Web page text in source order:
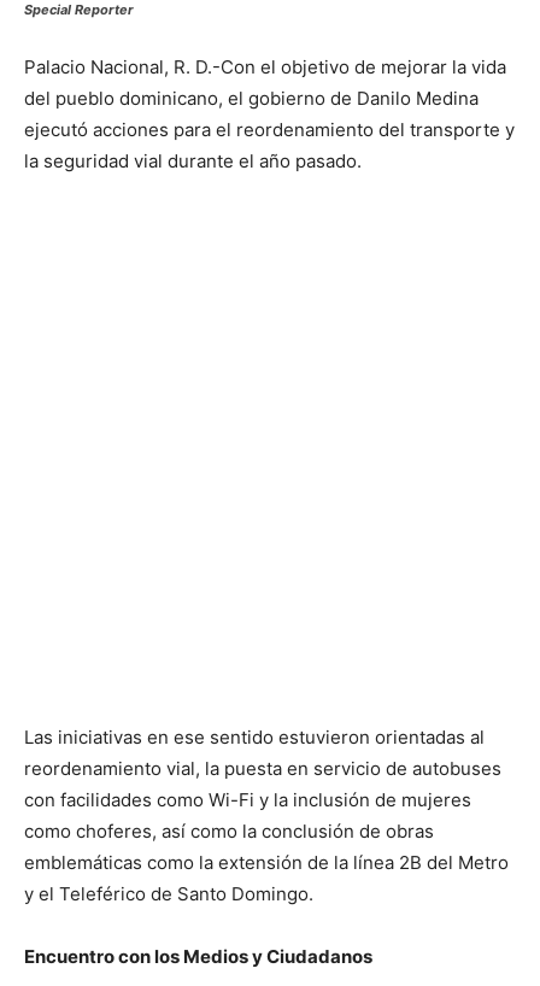
Special Reporter
Palacio Nacional, R. D.-Con el objetivo de mejorar la vida
del pueblo dominicano, el gobierno de Danilo Medina
ejecutó acciones para el reordenamiento del transporte y
la seguridad vial durante el año pasado.
Las iniciativas en ese sentido estuvieron orientadas al
reordenamiento vial, la puesta en servicio de autobuses
con facilidades como Wi-Fi y la inclusión de mujeres
como choferes, así como la conclusión de obras
emblemáticas como la extensión de la línea 2B del Metro
y el Teleférico de Santo Domingo.
Encuentro con los Medios y Ciudadanos